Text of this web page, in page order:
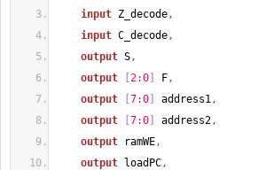
input Z_decode,
input C_decode,
output S,
output
2:0 F,
output
7:0 address1,
output
7:0 address2,
output ramWE,
output loadPC,